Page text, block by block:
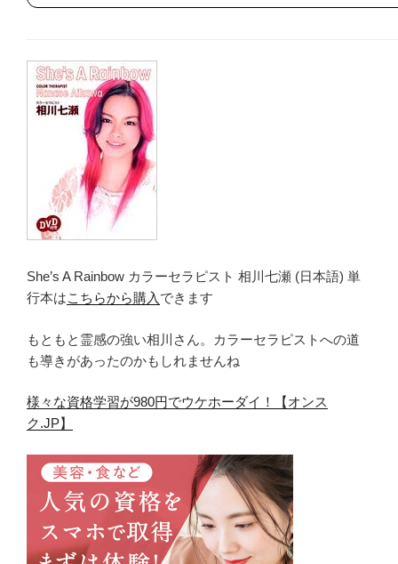
She’s A Rainbow カラーセラピスト 相川七瀬 (日本語) 単
行本はこちらから購入 できます
もともと霊感の強い相川さん。カラーセラピストへの道
も導きがあったのかもしれませんね
様々な資格学習が980円でウケホーダイ！【オンス
ク.JP】